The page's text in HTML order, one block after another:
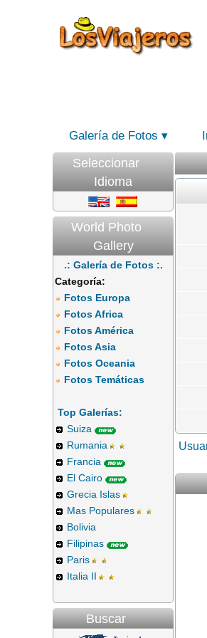
Galería de Fotos
Seleccionar
Idioma
World Photo
Gallery
.: Galería de Fotos :.
Categoría:
Fotos Europa
Fotos Africa
Fotos América
Fotos Asia
Fotos Oceania
Fotos Temáticas
Top Galerías:
Suiza
Rumania
Francia
El Cairo
Grecia Islas
Mas Populares
Bolivia
Filipinas
Paris
Italia II
Buscar